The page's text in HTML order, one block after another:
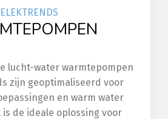
ELEKTRENDS
lucht-water warmtepompen
zijn geoptimaliseerd voor
en warm water
de ideale oplossing voor